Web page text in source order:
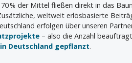
% der Mittel fließen direkt in das
weltweit erlösbasierte
erfolgen über unseren
– also die Anzahl
Deutschland gepflanzt.